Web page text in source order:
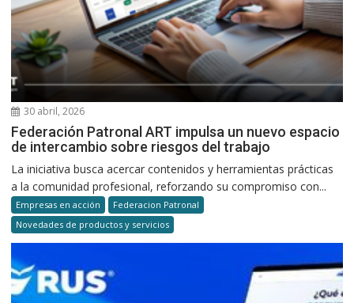
30 abril, 2026
Federación Patronal ART impulsa un nuevo espacio
de intercambio sobre riesgos del trabajo
La iniciativa busca acercar contenidos y herramientas prácticas
a la comunidad profesional, reforzando su compromiso con...
Empresas en acción
Federacion Patronal
Novedades de productos y servicios